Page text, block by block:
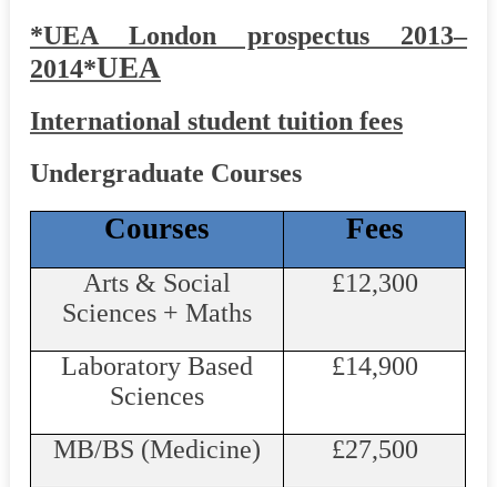
*UEA London prospectus 2013–
2014*UEA
International student tuition fees
Undergraduate Courses
Courses Fees
Arts & Social
Sciences + Maths
£12,300
Laboratory Based
Sciences
£14,900
MB/BS (Medicine)
£27,500